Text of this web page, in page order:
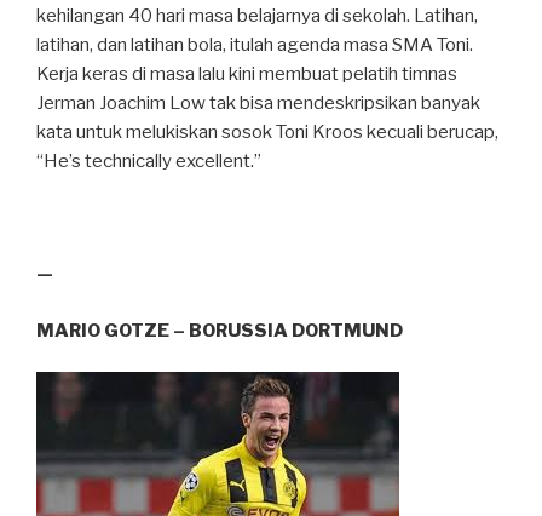
kehilangan 40 hari masa belajarnya di sekolah. Latihan,
latihan, dan latihan bola, itulah agenda masa SMA Toni.
Kerja keras di masa lalu kini membuat pelatih timnas
Jerman Joachim Low tak bisa mendeskripsikan banyak
kata untuk melukiskan sosok Toni Kroos kecuali berucap,
“He’s technically excellent.”
—
MARIO GOTZE – BORUSSIA DORTMUND